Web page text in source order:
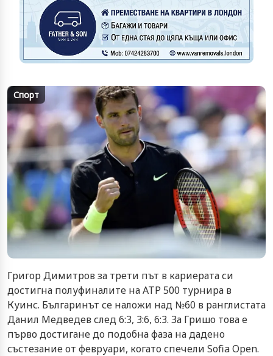
Спорт
Григор Димитров за трети път в кариерата си
достигна полуфиналите на АТР 500 турнира в
Куинс. Българинът се наложи над №60 в ранглистата
Данил Медведев след 6:3, 3:6, 6:3. За Гришо това е
първо достигане до подобна фаза на дадено
състезание от февруари, когато спечели Sofia Open.